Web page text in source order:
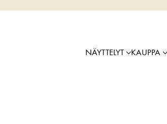
NÄYTTELYT KAUPPA